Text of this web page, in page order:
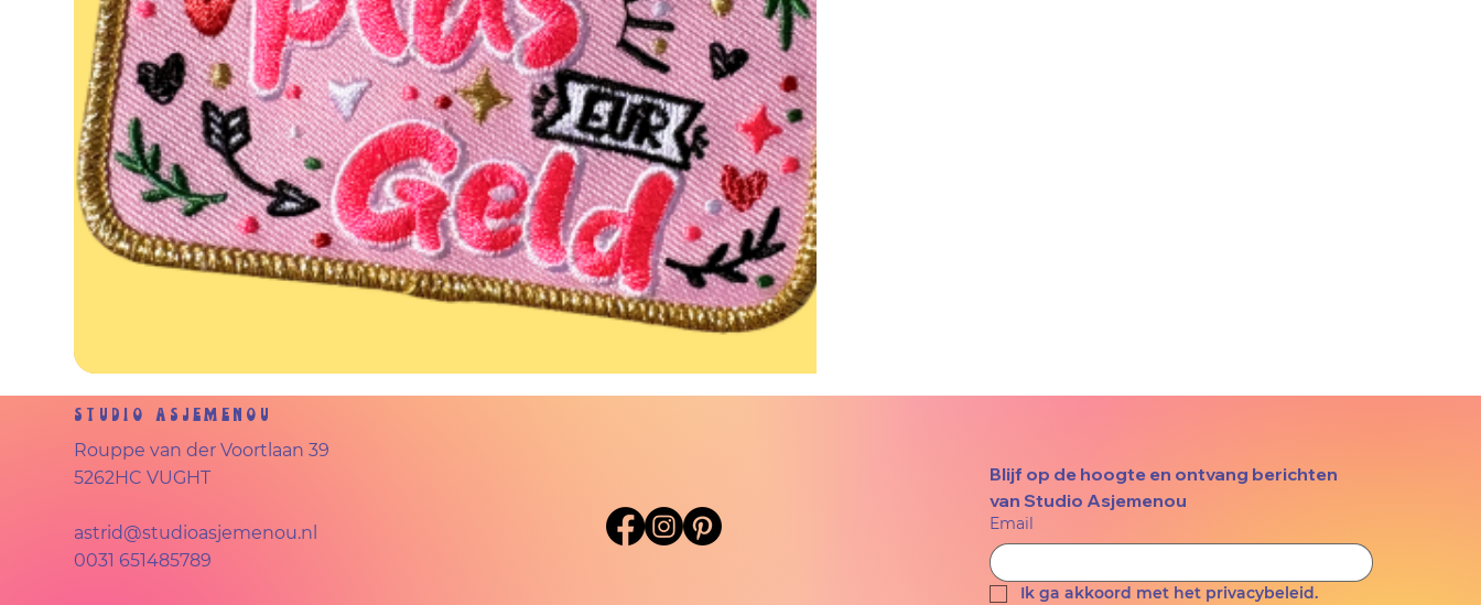
Studio Asjemenou
Rouppe van der Voortlaan 39
5262HC VUGHT
astrid@studioasjemenou.nl
0031 651485789
Blijf op de hoogte en ontvang berichten
van Studio Asjemenou
Email
Ik ga akkoord met het privacybeleid.